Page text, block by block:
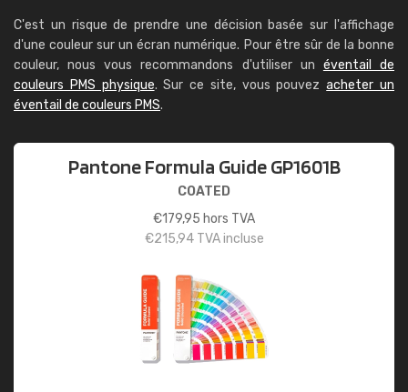
C'est un risque de prendre une décision basée sur l'affichage
d'une couleur sur un écran numérique. Pour être sûr de la bonne
couleur, nous vous recommandons d'utiliser un éventail de
couleurs PMS physique. Sur ce site, vous pouvezacheter un
éventail de couleurs PMS.
Pantone Formula Guide GP1601B
COATED
€179,95 hors TVA
€215,94TVA incluse